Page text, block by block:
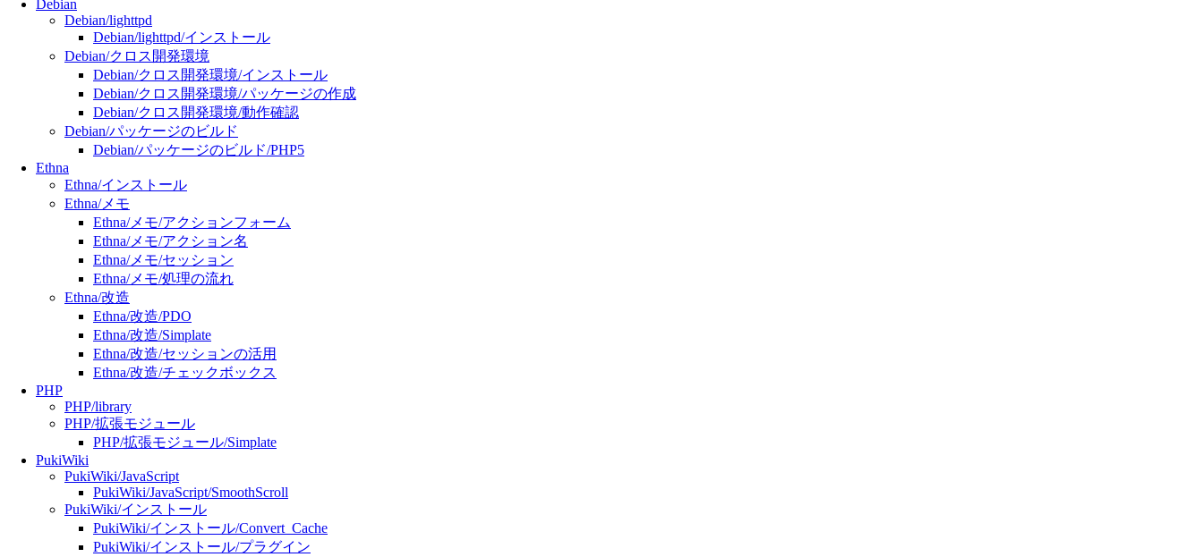
Debian
Debian/lighttpd
Debian/lighttpd/インストール
Debian/クロス開発環境
Debian/クロス開発環境/インストール
Debian/クロス開発環境/パッケージの作成
Debian/クロス開発環境/動作確認
Debian/パッケージのビルド
Debian/パッケージのビルド/PHP5
Ethna
Ethna/インストール
Ethna/メモ
Ethna/メモ/アクションフォーム
Ethna/メモ/アクション名
Ethna/メモ/セッション
Ethna/メモ/処理の流れ
Ethna/改造
Ethna/改造/PDO
Ethna/改造/Simplate
Ethna/改造/セッションの活用
Ethna/改造/チェックボックス
PHP
PHP/library
PHP/拡張モジュール
PHP/拡張モジュール/Simplate
PukiWiki
PukiWiki/JavaScript
PukiWiki/JavaScript/SmoothScroll
PukiWiki/インストール
PukiWiki/インストール/Convert_Cache
PukiWiki/インストール/プラグイン